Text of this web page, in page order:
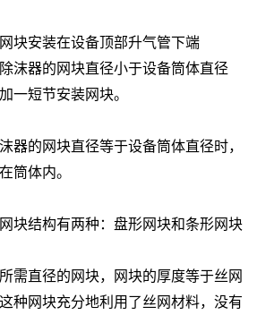
块安装在设备顶部升气管下端
沫器的网块直径小于设备筒体直径
一短节安装网块。
器的网块直径等于设备筒体直径时，
筒体内。
块结构有两种：盘形网块和条形网块
需直径的网块，网块的厚度等于丝网
种网块充分地利用了丝网材料，没有